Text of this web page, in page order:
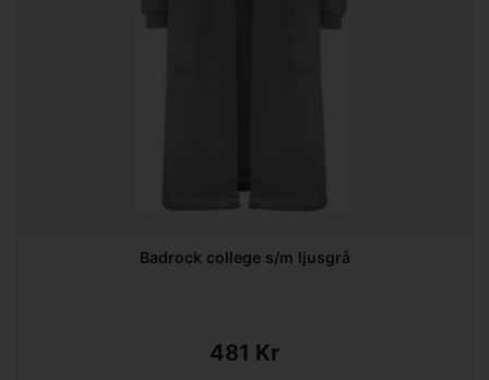
Badrock college s/m ljusgrå
481 Kr